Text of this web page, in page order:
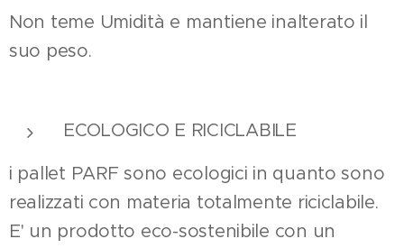
Non teme Umidità e mantiene inalterato il
suo peso.
ECOLOGICO E RICICLABILE
i pallet PARF sono ecologici in quanto sono
realizzati con materia totalmente riciclabile.
E' un prodotto eco-sostenibile con un